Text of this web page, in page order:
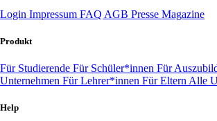
Login Impressum FAQ AGB Presse Magazine
Produkt
Für Studierende Für Schüler*innen Für
Unternehmen Für Lehrer*innen Für Eltern Alle
Help